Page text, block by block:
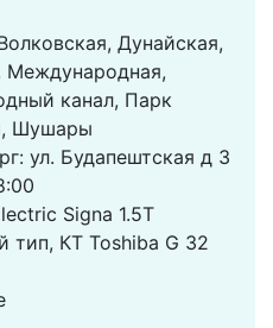
Дунайская,
Международная,
канал, Парк
Шушары
ул. Будапештская д 3
Signa 1.5T
тип, КТ Toshiba G 32